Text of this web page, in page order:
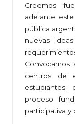
Creemos
adelante
pública
nuevas
Convocamos
centros de
proceso
participativa y